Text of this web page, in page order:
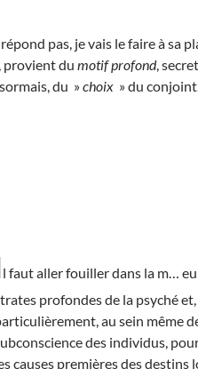
pas, je vais le faire à sa
provient du motif profond,
du »choix » du
l faut aller fouiller dans la m…
profondes de la psyché
au sein même
des individus,
causes premièresdes destins